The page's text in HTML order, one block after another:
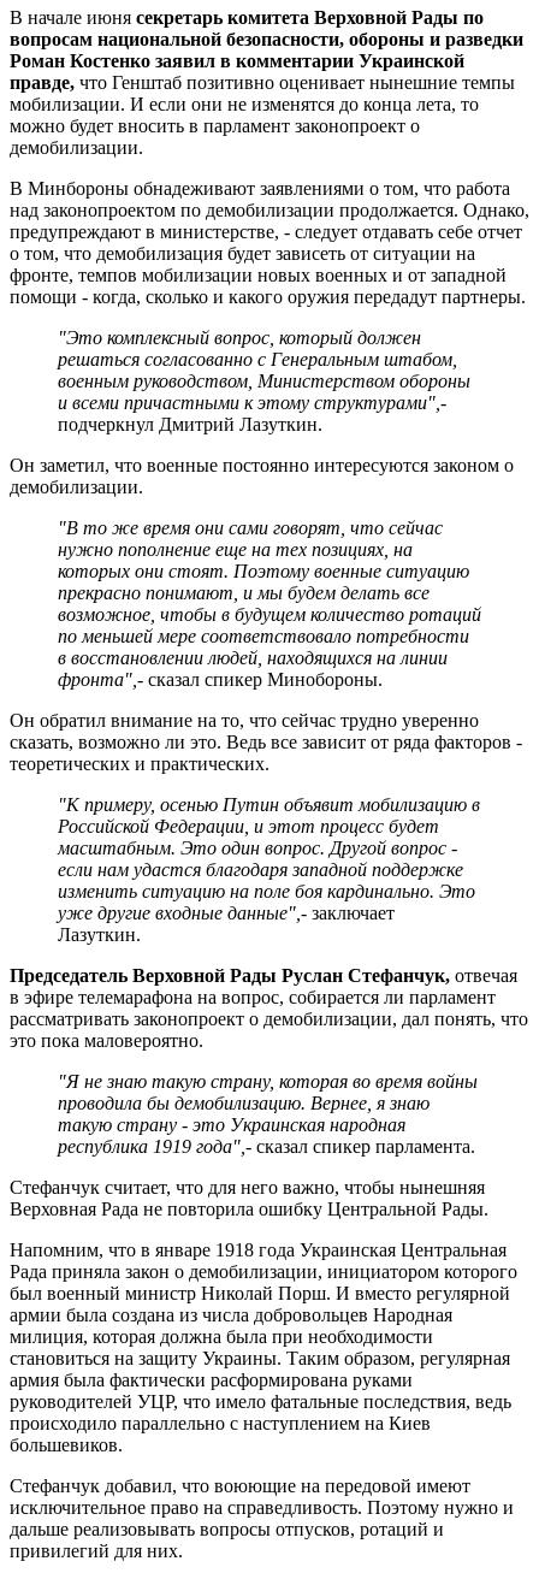
В начале июня секретарь комитета Верховной Рады по
вопросам национальной безопасности, обороны и разведки
Роман Костенко заявил в комментарии Украинской
правде, что Генштаб позитивно оценивает нынешние темпы
мобилизации. И если они не изменятся до конца лета, то
можно будет вносить в парламент законопроект о
демобилизации.
В Минбороны обнадеживают заявлениями о том, что работа
над законопроектом по демобилизации продолжается. Однако,
предупреждают в министерстве, - следует отдавать себе отчет
о том, что демобилизация будет зависеть от ситуации на
фронте, темпов мобилизации новых военных и от западной
помощи - когда, сколько и какого оружия передадут партнеры.
"Это комплексный вопрос, который должен
решаться согласованно с Генеральным штабом,
военным руководством, Министерством обороны
и всеми причастными к этому структурами", -
подчеркнул Дмитрий Лазуткин.
Он заметил, что военные постоянно интересуются законом о
демобилизации.
"В то же время они сами говорят, что сейчас
нужно пополнение еще на тех позициях, на
которых они стоят. Поэтому военные ситуацию
прекрасно понимают, и мы будем делать все
возможное, чтобы в будущем количество ротаций
по меньшей мере соответствовало потребности
в восстановлении людей, находящихся на линии
фронта", - сказал спикер Минобороны.
Он обратил внимание на то, что сейчас трудно уверенно
сказать, возможно ли это. Ведь все зависит от ряда факторов -
теоретических и практических.
"К примеру, осенью Путин объявит мобилизацию в
Российской Федерации, и этот процесс будет
масштабным. Это один вопрос. Другой вопрос -
если нам удастся благодаря западной поддержке
изменить ситуацию на поле боя кардинально. Это
уже другие входные данные", - заключает
Лазуткин.
Председатель Верховной Рады Руслан Стефанчук, отвечая
в эфире телемарафона на вопрос, собирается ли парламент
рассматривать законопроект о демобилизации, дал понять, что
это пока маловероятно.
"Я не знаю такую ​​страну, которая во время войны
проводила бы демобилизацию. Вернее, я знаю
такую ​​страну - это Украинская народная
республика 1919 года", - сказал спикер парламента.
Стефанчук считает, что для него важно, чтобы нынешняя
Верховная Рада не повторила ошибку Центральной Рады.
Напомним, что в январе 1918 года Украинская Центральная
Рада приняла закон о демобилизации, инициатором которого
был военный министр Николай Порш. И вместо регулярной
армии была создана из числа добровольцев Народная
милиция, которая должна была при необходимости
становиться на защиту Украины. Таким образом, регулярная
армия была фактически расформирована руками
руководителей УЦР, что имело фатальные последствия, ведь
происходило параллельно с наступлением на Киев
большевиков.
Стефанчук добавил, что воюющие на передовой имеют
исключительное право на справедливость. Поэтому нужно и
дальше реализовывать вопросы отпусков, ротаций и
привилегий для них.